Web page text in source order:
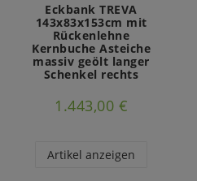
Eckbank TREVA
143x83x153cm mit
Rückenlehne
Kernbuche Asteiche
massiv geölt langer
Schenkel rechts
1.443,00 €
Artikel anzeigen